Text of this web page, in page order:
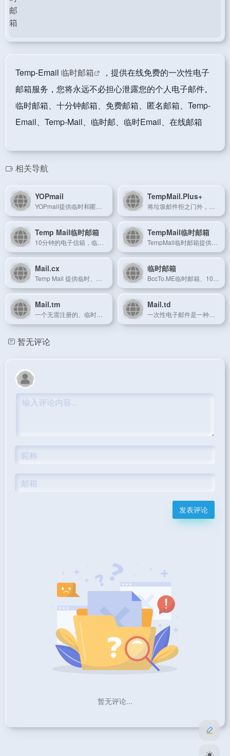
Temp-Email 临时邮箱
，提供在线免费的一次性电子
邮箱服务，您将永远不必担心泄露您的个人电子邮件。
临时邮箱、十分钟邮箱、免费邮箱、匿名邮箱、Temp-
Email、Temp-Mail、临时邮、临时Email、在线邮箱
相关导航
YOPmail TempMail.Plus+
Temp Mail临时邮箱 TempMail临时邮箱
Mail.cx 临时邮箱
Mail.tm Mail.td
暂无评论
发表评论
暂无评论...